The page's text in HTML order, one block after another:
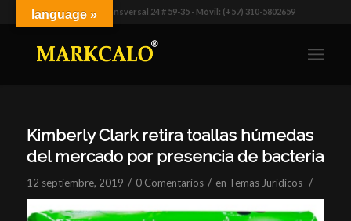
Dirección: Transversal 24 # 59-35 - Móvil: (+57) 310-5802659
Kimberly Clark retira toallas húmedas
del mercado por presencia de bacteria
12 septiembre, 2019 / 0 Comentarios / en Temas Jurídicos /
language »